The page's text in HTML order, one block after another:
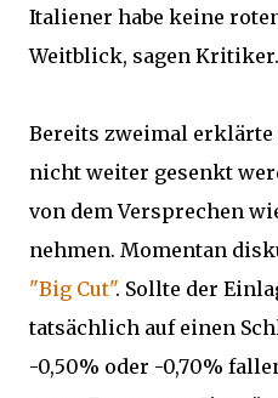
Italiener habe keine
Weitblick, sagen Kritiker.
Bereits zweimal erklärte
nicht weiter gesenkt
von dem Versprechen
nehmen. Momentan
"Big Cut". Sollte der
tatsächlich auf einen
-0,50% oder -0,70%